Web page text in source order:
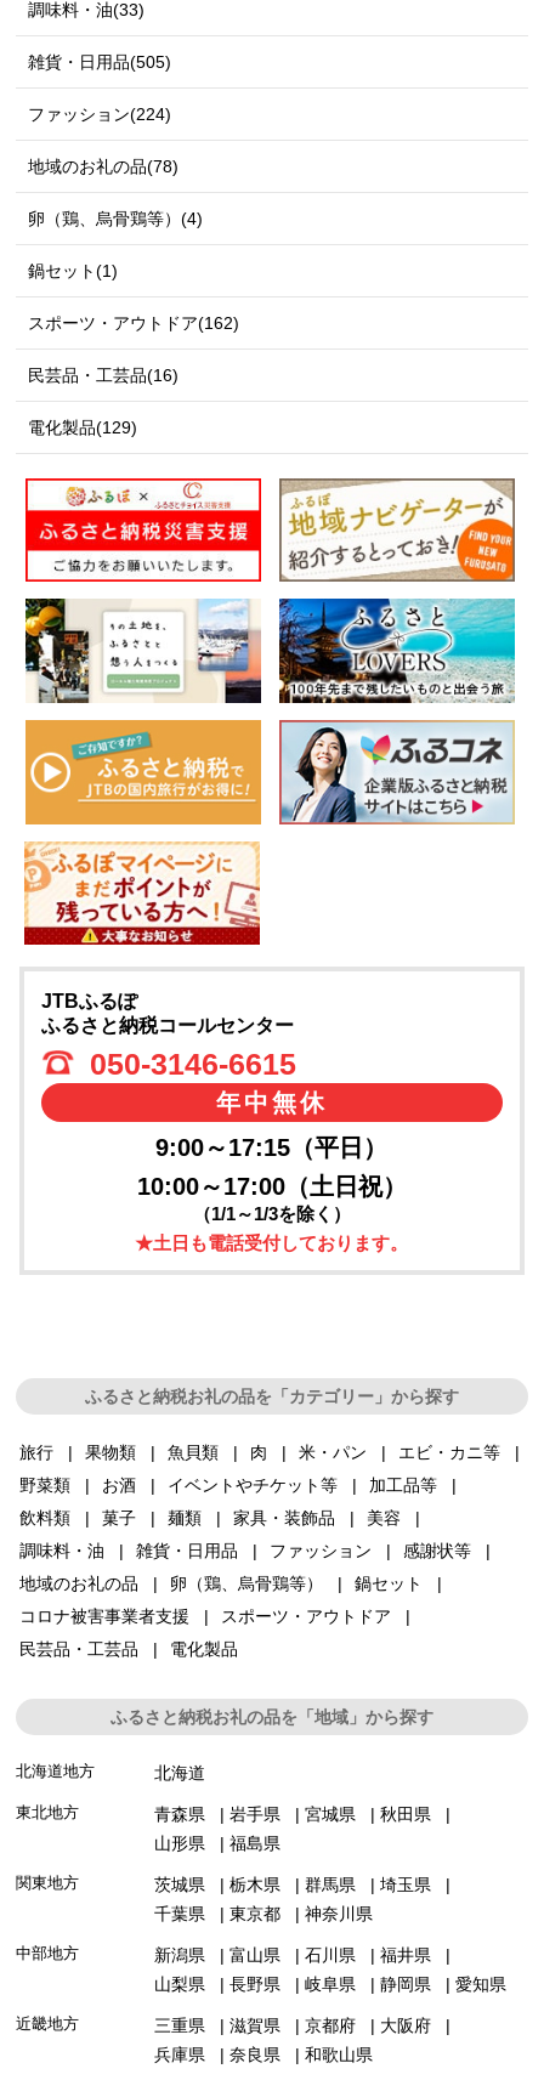
調味料・油(33)
雑貨・日用品(505)
ファッション(224)
地域のお礼の品(78)
卵（鶏、烏骨鶏等）(4)
鍋セット(1)
スポーツ・アウトドア(162)
民芸品・工芸品(16)
電化製品(129)
JTBふるぽ
ふるさと納税コールセンター
050-3146-6615
年中無休
9:00～17:15（平日）
10:00～17:00（土日祝）
（1/1～1/3を除く）
★土日も電話受付しております。
ふるさと納税お礼の品を「カテゴリー」から探す
旅行 果物類 魚貝類 肉 米・パン
エビ・カニ等
野菜類
お酒 イベントやチケット等
加工品等
飲料類
菓子 麺類 家具・装飾品
美容
調味料・油
雑貨・日用品 ファッション
感謝状等
地域のお礼の品
卵（鶏、烏骨鶏等）
鍋セット
コロナ被害事業者支援
スポーツ・アウトドア
民芸品・工芸品
電化製品
ふるさと納税お礼の品を「地域」から探す
北海道地方 北海道
東北地方 青森県 岩手県 宮城県
秋田県
山形県
福島県
関東地方 茨城県 栃木県 群馬県
埼玉県
千葉県
東京都 神奈川県
中部地方 新潟県 富山県 石川県
福井県
山梨県
長野県 岐阜県 静岡県 愛知県
近畿地方 三重県 滋賀県 京都府
大阪府
兵庫県
奈良県 和歌山県